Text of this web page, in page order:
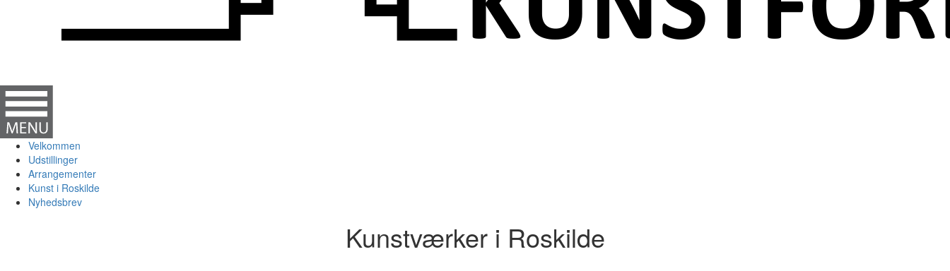
Velkommen
Udstillinger
Arrangementer
Kunst i Roskilde
Nyhedsbrev
Kunstværker i Roskilde